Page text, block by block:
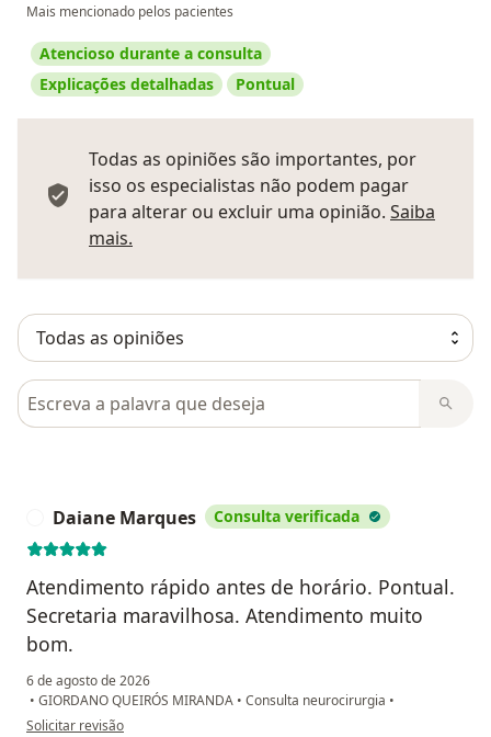
Mais mencionado pelos pacientes
Atencioso durante a consulta
Explicações detalhadas
Pontual
Todas as opiniões são importantes, por
isso os especialistas não podem pagar
para alterar ou excluir uma opinião. Saiba
mais.
Pesquisar em opiniões
Daiane Marques Consulta verificada
Atendimento rápido antes de horário. Pontual.
Secretaria maravilhosa. Atendimento muito
bom.
6 de agosto de 2026
• GIORDANO QUEIRÓS MIRANDA • Consulta neurocirurgia •
na opinião do utilizador Daiane Marques
Solicitar revisão